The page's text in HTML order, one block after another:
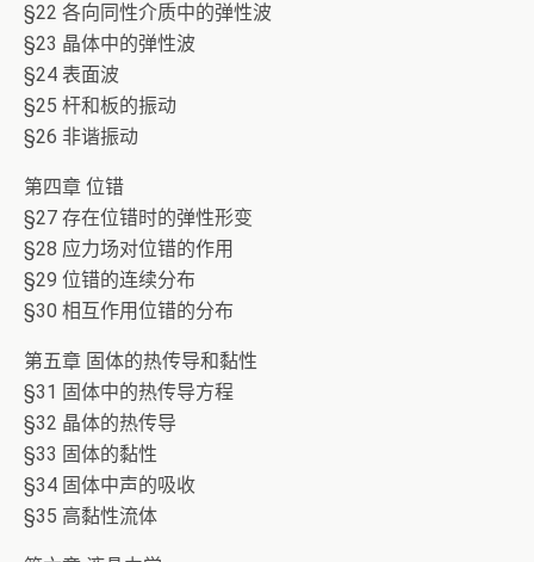
§22 各向同性介质中的弹性波
§23 晶体中的弹性波
§24 表面波
§25 杆和板的振动
§26 非谐振动
第四章 位错
§27 存在位错时的弹性形变
§28 应力场对位错的作用
§29 位错的连续分布
§30 相互作用位错的分布
第五章 固体的热传导和黏性
§31 固体中的热传导方程
§32 晶体的热传导
§33 固体的黏性
§34 固体中声的吸收
§35 高黏性流体